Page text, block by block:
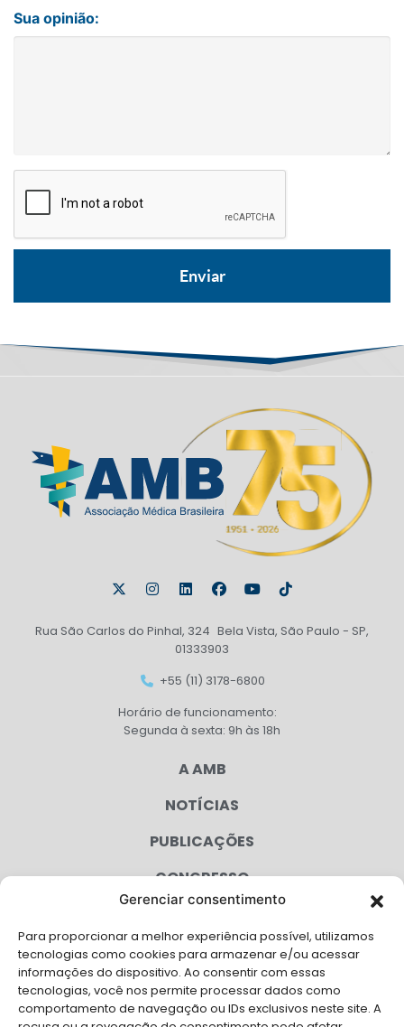
Gerenciar consentimento
Para proporcionar a melhor experiência possível, utilizamos
tecnologias como cookies para armazenar e/ou acessar
informações do dispositivo. Ao consentir com essas
tecnologias, você nos permite processar dados como
comportamento de navegação ou IDs exclusivos neste site. A
Sua opinião:
Rua São Carlos do Pinhal, 324 Bela Vista, São Paulo - SP,
01333903
+55 (11) 3178-6800
Horário de funcionamento:
Segunda à sexta: 9h às 18h
A AMB
NOTÍCIAS
PUBLICAÇÕES
CONGRESSO
CAMPANHAS
SERVIÇOS